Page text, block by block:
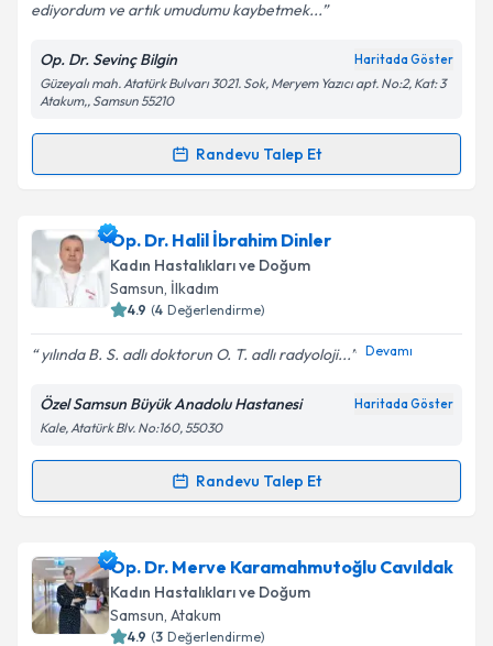
Kişisel verilerimin işlenmesine ilişkinAydınlatma
Metni'ni okudum ve kişisel verilerimin belirtilen
kapsamda işlenmesini kabul ediyorum.
ediyordum ve artık umudumu kaybetmek...
Op. Dr. Sevinç Bilgin Haritada Göster
Güzeyalı mah. Atatürk Bulvarı 3021. Sok, Meryem Yazıcı apt. No:2, Kat: 3
Atakum,, Samsun 55210
Randevu Talep Et
Randevu Takvimi Talebi
Op. Dr. Sevinç Bilginiçin randevu takvimi talebi
oluşturun. Size bu uzmandan randevu almanız için bir
takvim hazırlandığında e-posta ile bilgilendireceğiz.
Kişisel verilerimin işlenmesine ilişkin
Metni'ni okudum ve kişisel verilerimin belirtilen
kapsamda işlenmesini kabul ediyorum.
Op. Dr. Halil İbrahim Dinler
Kadın Hastalıkları ve Doğum
Samsun, İlkadım
4.9 (4 Değerlendirme)
yılında B. S. adlı doktorun O. T. adlı radyoloji... Devamı
Özel Samsun Büyük Anadolu Hastanesi Haritada Göster
Kale, Atatürk Blv. No:160, 55030
Randevu Talep Et
Randevu Takvimi Talebi
Op. Dr. Halil İbrahim Dinleriçin randevu takvimi
talebi oluşturun. Size bu uzmandan randevu almanız
için bir takvim hazırlandığında e-posta ile
bilgilendireceğiz.
Op. Dr. Merve Karamahmutoğlu Cavıldak
Kadın Hastalıkları ve Doğum
Samsun, Atakum
4.9 (3 Değerlendirme)